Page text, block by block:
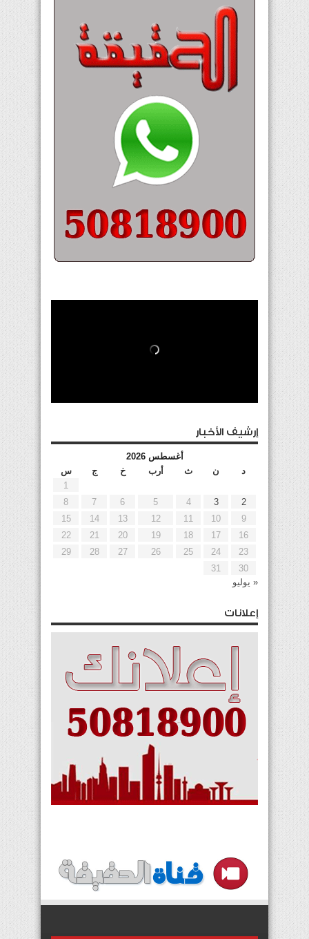
إرشيف الأخبار
أغسطس 2026
د
ن ث أرب خ ج
س
1
2
3
4
5
6
7
8
9
10
11
12
13
14
15
16
17
18
19
20
21
22
23
24
25
26
27
28
29
30
31
« يوليو
إعلانات